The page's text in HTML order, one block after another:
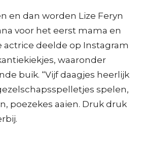
en dan worden Lize Feryn
voor het eerst mama en
actrice deelde op Instagram
waaronder
buik. “Vijf daagjes heerlijk
spelen,
poezekes aaien. Druk druk